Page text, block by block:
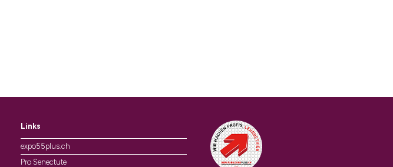
Links
expo55plus.ch
Pro Senectute
Auszeichnungen